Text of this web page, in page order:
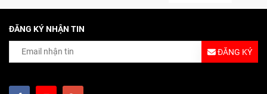
ĐĂNG KÝ NHẬN TIN
ĐĂNG KÝ